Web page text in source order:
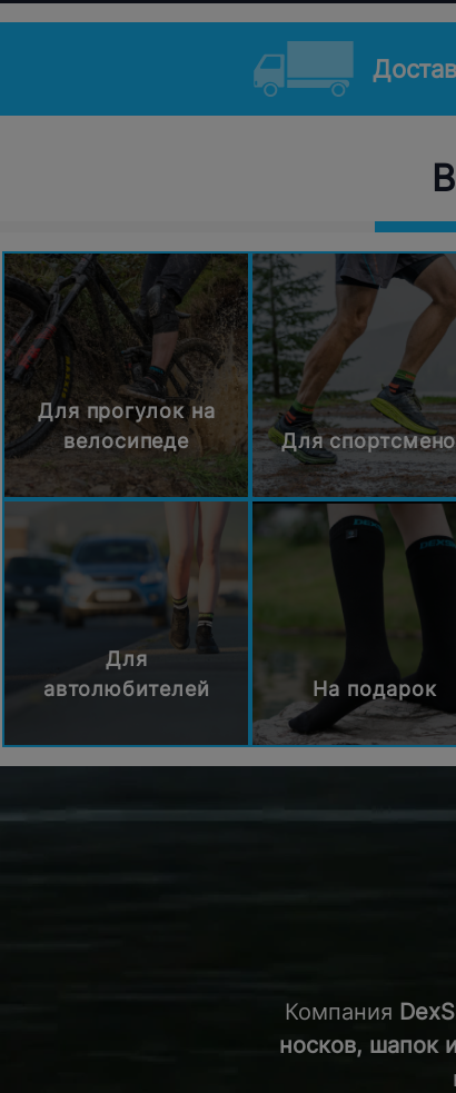
Для прогулок на
велосипеде
Для
Для
автолюбителей
На подарок
Компания
носков, шапок